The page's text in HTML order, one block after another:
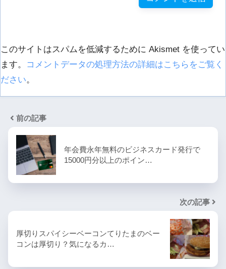
このサイトはスパムを低減するために Akismet を使ってい
ます。
コメントデータの処理方法の詳細はこちらをご覧く
ださい。
前の記事
年会費永年無料のビジネスカード発行で
15000円分以上のポイン…
次の記事
厚切りスパイシーベーコンてりたまのベー
コンは厚切り？気になるカ…